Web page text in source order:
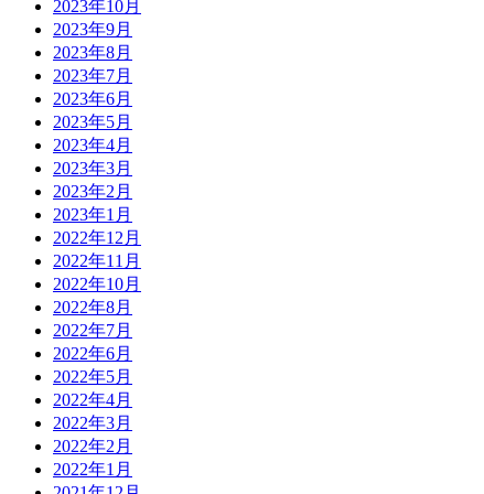
2023年10月
2023年9月
2023年8月
2023年7月
2023年6月
2023年5月
2023年4月
2023年3月
2023年2月
2023年1月
2022年12月
2022年11月
2022年10月
2022年8月
2022年7月
2022年6月
2022年5月
2022年4月
2022年3月
2022年2月
2022年1月